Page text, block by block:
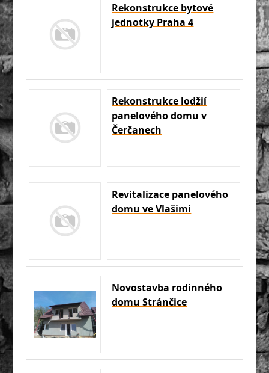
Rekonstrukce bytové
jednotky Praha 4
Rekonstrukce lodžií
panelového domu v
Čerčanech
Revitalizace panelového
domu ve Vlašimi
Novostavba rodinného
domu Stránčice